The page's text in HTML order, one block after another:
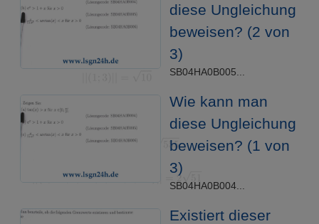
diese Ungleichung
beweisen? (2 von
3)
SB04HA0B005...
Wie kann man
diese Ungleichung
beweisen? (1 von
3)
SB04HA0B004...
Existiert dieser